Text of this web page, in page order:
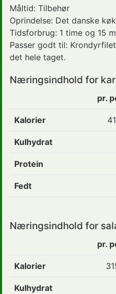
Måltid: Tilbehør
Oprindelse: Det danske
Tidsforbrug: 1 time og 15
Passer godt til:
det hele taget.
Næringsindhold for
pr.
Kalorier
Kulhydrat
Protein
Fedt
Næringsindhold for
pr.
Kalorier
Kulhydrat